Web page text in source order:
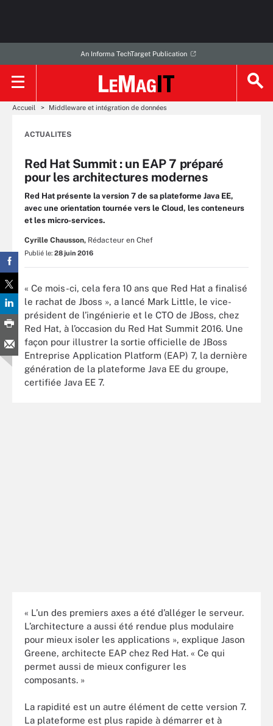
An Informa TechTarget Publication
Accueil Middleware et intégration de données
ACTUALITES
Red Hat Summit : un EAP 7 préparé
pour les architectures modernes
Red Hat présente la version 7 de sa plateforme Java EE,
avec une orientation tournée vers le Cloud, les conteneurs
et les micro-services.
Cyrille Chausson, Rédacteur en Chef
Publié le: 28 juin 2016
« Ce mois-ci, cela fera 10 ans que Red Hat a finalisé
le rachat de Jboss », a lancé Mark Little, le vice-
président de l’ingénierie et le CTO de JBoss, chez
Red Hat, à l’occasion du Red Hat Summit 2016. Une
façon pour illustrer la sortie officielle de JBoss
Entreprise Application Platform (EAP) 7, la dernière
génération de la plateforme Java EE du groupe,
certifiée Java EE 7.
« L’un des premiers axes a été d’alléger le serveur.
L’architecture a aussi été rendue plus modulaire
pour mieux isoler les applications », explique Jason
Greene, architecte EAP chez Red Hat. « Ce qui
permet aussi de mieux configurer les
composants. »
La rapidité est un autre élément de cette version 7.
La plateforme est plus rapide à démarrer et à